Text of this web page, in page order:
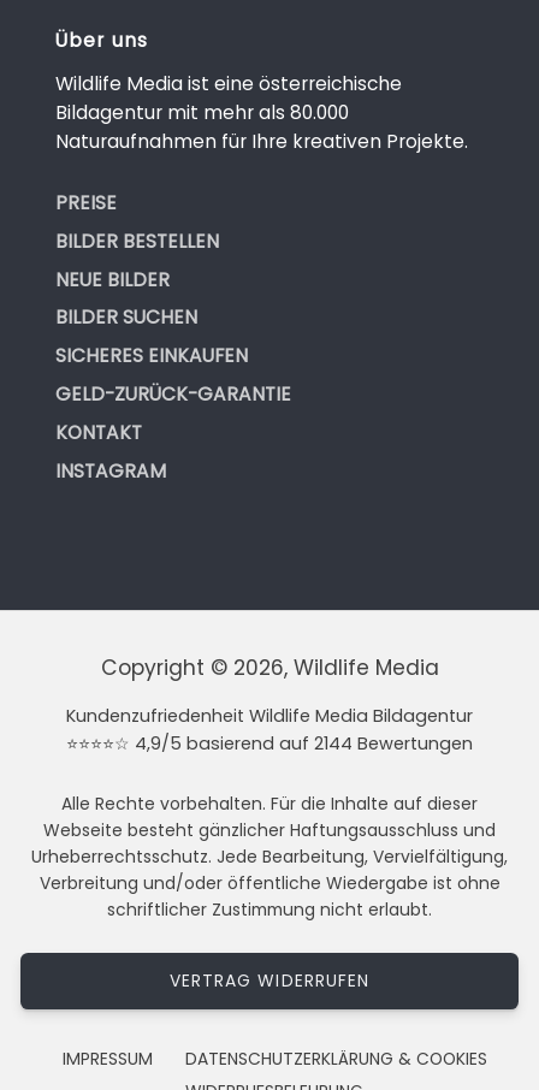
Über uns
Wildlife Media ist eine österreichische
Bildagentur mit mehr als 80.000
Naturaufnahmen für Ihre kreativen Projekte.
PREISE
BILDER BESTELLEN
NEUE BILDER
BILDER SUCHEN
SICHERES EINKAUFEN
GELD-ZURÜCK-GARANTIE
KONTAKT
INSTAGRAM
Copyright © 2026, Wildlife Media
Kundenzufriedenheit Wildlife Media Bildagentur
⭐⭐⭐⭐☆ 4,9/5 basierend auf 2144 Bewertungen
Alle Rechte vorbehalten. Für die Inhalte auf dieser
Webseite besteht gänzlicher Haftungsausschluss und
Urheberrechtsschutz. Jede Bearbeitung, Vervielfältigung,
Verbreitung und/oder öffentliche Wiedergabe ist ohne
schriftlicher Zustimmung nicht erlaubt.
VERTRAG WIDERRUFEN
IMPRESSUM
DATENSCHUTZERKLÄRUNG & COOKIES